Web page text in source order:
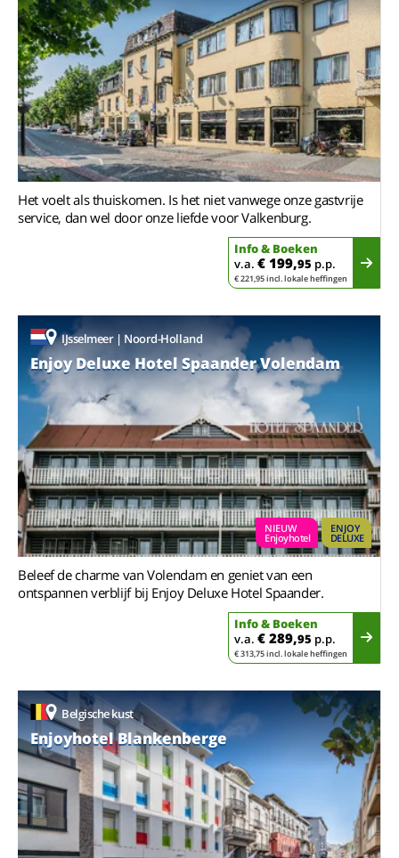
Het voelt als thuiskomen. Is het niet vanwege onze gastvrije
service, dan wel door onze liefde voor Valkenburg.
Info & Boeken
v.a. € 199,95 p.p.
€ 221,95 incl. lokale heffingen
IJsselmeer | Noord-Holland
Enjoy Deluxe Hotel Spaander Volendam
NIEUW
Enjoyhotel
ENJOY
DELUXE
Beleef de charme van Volendam en geniet van een
ontspannen verblijf bij Enjoy Deluxe Hotel Spaander.
Info & Boeken
v.a. € 289,95 p.p.
€ 313,75 incl. lokale heffingen
Belgische kust
Enjoyhotel Blankenberge